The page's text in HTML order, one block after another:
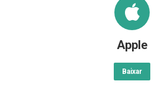
Apple
Baixar